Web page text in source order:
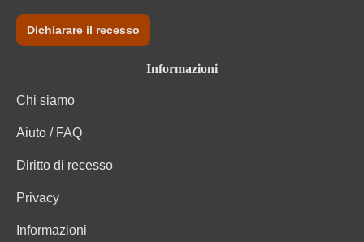
Dichiarare il recesso
Informazioni
Chi siamo
Aiuto / FAQ
Diritto di recesso
Privacy
Informazioni